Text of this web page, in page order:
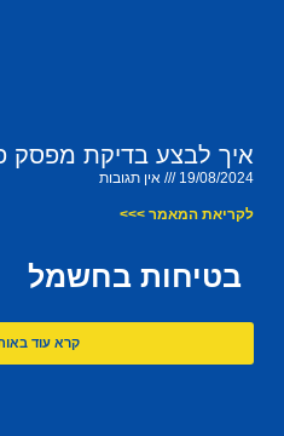
איך לבצע בדיקת מפסק
19/08/2024 אין תגובות
לקריאת המאמר >>>
בטיחות בחשמל
קרא עוד